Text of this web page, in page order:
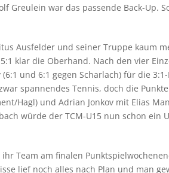
Greulein war das passende Back-Up.
Ausfelder und seiner Truppe kaum
klar die Oberhand. Nach den vier
und 6:1 gegen Scharlach) für die
spannendes Tennis, doch die
Hagl) und Adrian Jonkov mit Elias
würde der TCM-U15 nun schon
Team am finalen
lief noch alles nach Plan und man